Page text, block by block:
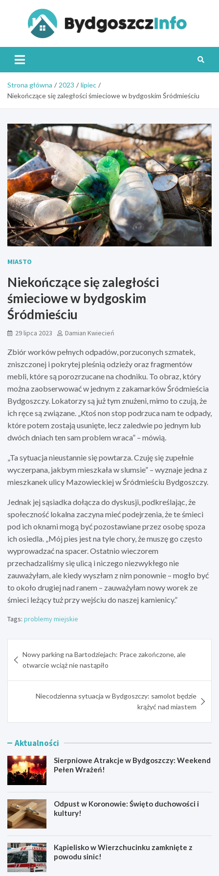
Strona główna 2023
lipiec
Niekończące się zaległości śmieciowe w bydgoskim Śródmieściu
MIASTO
Niekończące się zaległości
śmieciowe w bydgoskim
Śródmieściu
29 lipca 2023 Damian Kwiecień
Zbiór worków pełnych odpadów, porzuconych szmatek,
zniszczonej i pokrytej pleśnią odzieży oraz fragmentów
mebli, które są porozrzucane na chodniku. To obraz, który
można zaobserwować w jednym z zakamarków Śródmieścia
Bydgoszczy. Lokatorzy są już tym znużeni, mimo to czują, że
ich ręce są związane. „Ktoś non stop podrzuca nam te odpady,
które potem zostają usunięte, lecz zaledwie po jednym lub
dwóch dniach ten sam problem wraca” – mówią.
„Ta sytuacja nieustannie się powtarza. Czuję się zupełnie
wyczerpana, jakbym mieszkała w slumsie” – wyznaje jedna z
mieszkanek ulicy Mazowieckiej w Śródmieściu Bydgoszczy.
Jednak jej sąsiadka dołącza do dyskusji, podkreślając, że
społeczność lokalna zaczyna mieć podejrzenia, że te śmieci
pod ich oknami mogą być pozostawiane przez osobę spoza
ich osiedla. „Mój pies jest na tyle chory, że muszę go często
wyprowadzać na spacer. Ostatnio wieczorem
przechadzaliśmy się ulicą i niczego niezwykłego nie
zauważyłam, ale kiedy wyszłam z nim ponownie – mogło być
to około drugiej nad ranem – zauważyłam nowy worek ze
śmieci leżący tuż przy wejściu do naszej kamienicy.”
Tags: problemy miejskie
wpisu
Nowy parking na Bartodziejach: Prace zakończone, ale
otwarcie wciąż nie nastąpiło
Niecodzienna sytuacja w Bydgoszczy: samolot będzie
krążyć nad miastem
Aktualności
Sierpniowe Atrakcje w Bydgoszczy: Weekend
Pełen Wrażeń!
Odpust w Koronowie: Święto duchowości i
kultury!
Kąpielisko w Wierzchucinku zamknięte z
powodu sinic!